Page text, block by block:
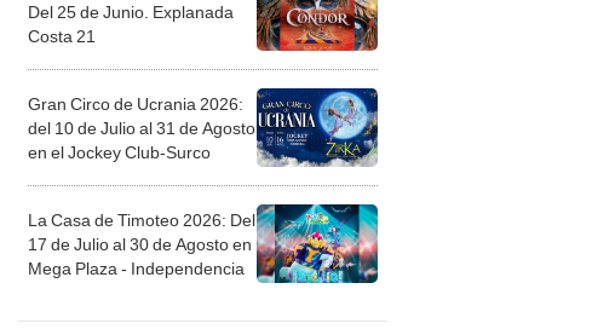
Del 25 de Junio. Explanada
Costa 21
Gran Circo de Ucrania 2026:
del 10 de Julio al 31 de Agosto
en el Jockey Club-Surco
La Casa de Timoteo 2026: Del
17 de Julio al 30 de Agosto en
Mega Plaza - Independencia